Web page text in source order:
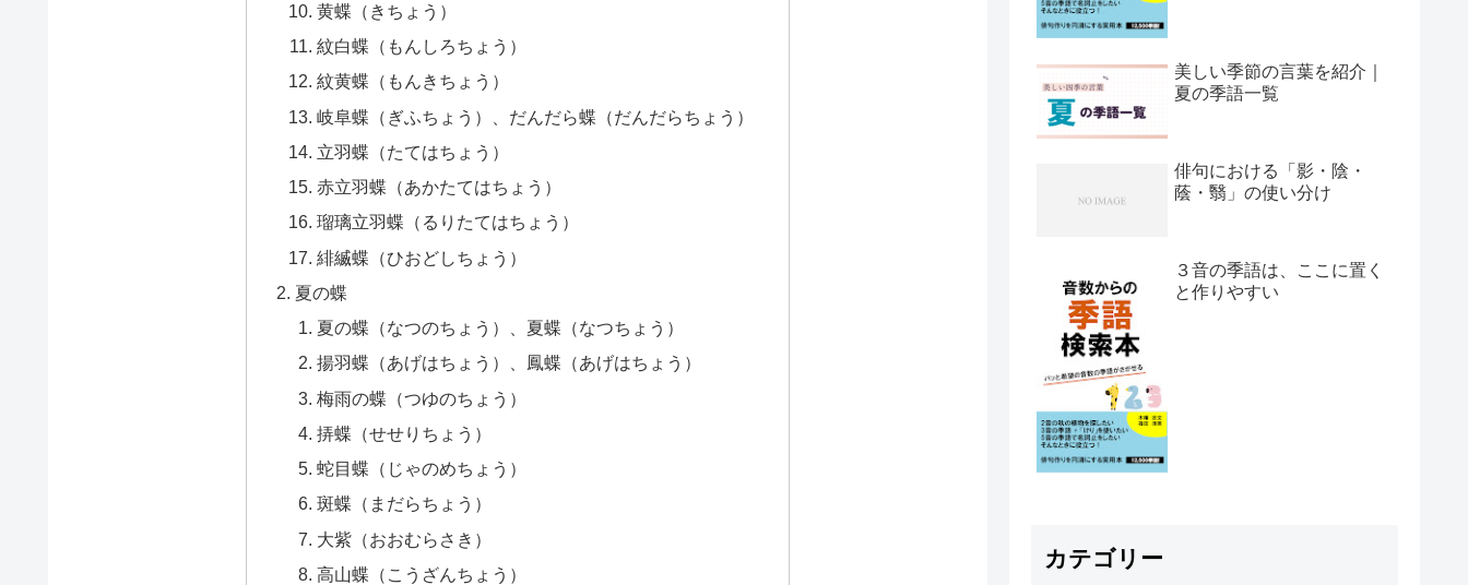
黄蝶（きちょう）
紋白蝶（もんしろちょう）
紋黄蝶（もんきちょう）
岐阜蝶（ぎふちょう）、だんだら蝶（だんだらちょう）
立羽蝶（たてはちょう）
赤立羽蝶（あかたてはちょう）
瑠璃立羽蝶（るりたてはちょう）
緋縅蝶（ひおどしちょう）
夏の蝶
夏の蝶（なつのちょう）、夏蝶（なつちょう）
揚羽蝶（あげはちょう）、鳳蝶（あげはちょう）
梅雨の蝶（つゆのちょう）
挵蝶（せせりちょう）
蛇目蝶（じゃのめちょう）
斑蝶（まだらちょう）
大紫（おおむらさき）
高山蝶（こうざんちょう）
美しい季節の言葉を紹介｜
夏の季語一覧
俳句における「影・陰・
蔭・翳」の使い分け
３音の季語は、ここに置く
と作りやすい
カテゴリー